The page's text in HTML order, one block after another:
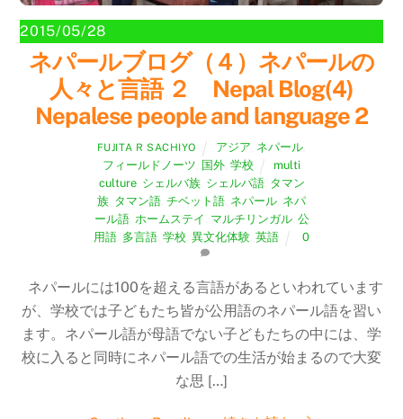
2015/05/28
ネパールブログ（４）ネパールの
人々と言語 ２ Nepal Blog(4)
Nepalese people and language 2
FUJITA R SACHIYO アジア ネパール
フィールドノーツ 国外, 学校
multi
culture, シェルバ族, シェルパ語, タマン
族 タマン語 チベット語 ネパール ネパ
ール語, ホームステイ マルチリンガル, 公
用語 多言語 ,学校 ,異文化体験 ,英語 0
ネパールには100を超える言語があるといわれています
が、学校では子どもたち皆が公用語のネパール語を習い
ます。ネパール語が母語でない子どもたちの中には、学
校に入ると同時にネパール語での生活が始まるので大変
な思 […]